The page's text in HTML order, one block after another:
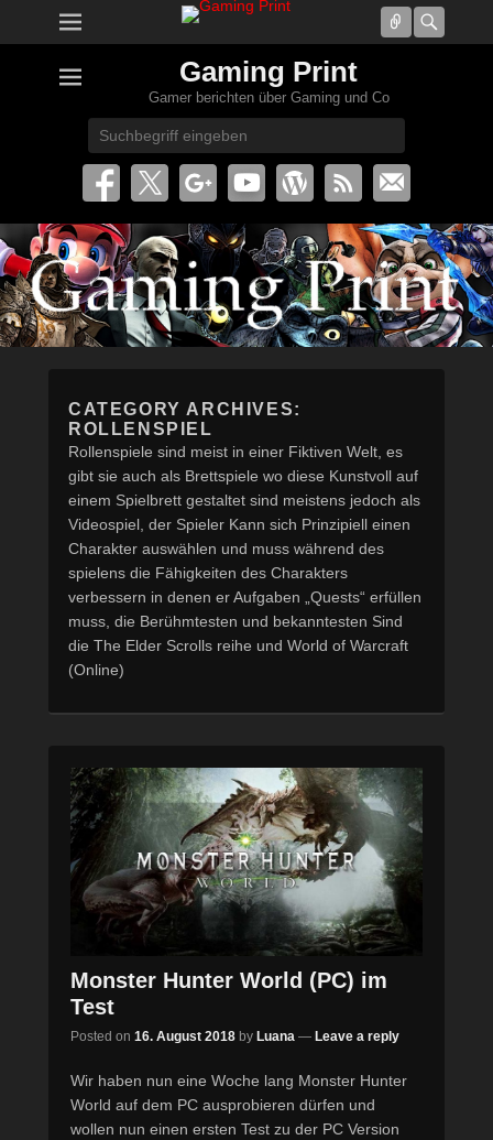
Connect
Gaming Print
Gamer berichten über Gaming und Co
CATEGORY ARCHIVES:
ROLLENSPIEL
Rollenspiele sind meist in einer Fiktiven Welt, es
gibt sie auch als Brettspiele wo diese Kunstvoll auf
einem Spielbrett gestaltet sind meistens jedoch als
Videospiel, der Spieler Kann sich Prinzipiell einen
Charakter auswählen und muss während des
spielens die Fähigkeiten des Charakters
verbessern in denen er Aufgaben „Quests“ erfüllen
muss, die Berühmtesten und bekanntesten Sind
die The Elder Scrolls reihe und World of Warcraft
(Online)
Monster Hunter World (PC) im
Test
Posted on 16. August 2018 by Luana — Leave a reply
Wir haben nun eine Woche lang Monster Hunter
World auf dem PC ausprobieren dürfen und
wollen nun einen ersten Test zu der PC Version